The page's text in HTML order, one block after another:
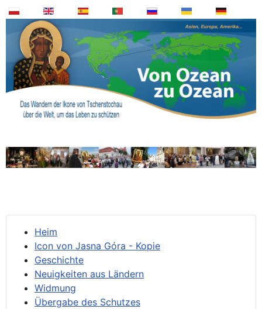
Heim
Icon von Jasna Góra - Kopie
Geschichte
Neuigkeiten aus Ländern
Widmung
Übergabe des Schutzes